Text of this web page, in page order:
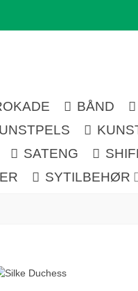
BÅND
SATENG
SYTILBEHØR